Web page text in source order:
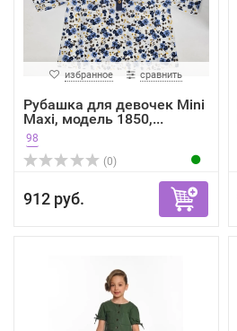
избранное сравнить
Рубашка для девочек Mini
Maxi, модель 1850,...
98
(0)
912 руб.